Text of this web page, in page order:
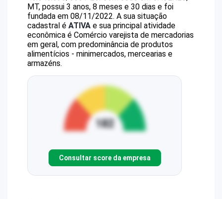
MT, possui 3 anos, 8 meses e 30 dias e foi
fundada em 08/11/2022. A sua situação
cadastral é ATIVA e sua principal atividade
econômica é Comércio varejista de mercadorias
em geral, com predominância de produtos
alimentícios - minimercados, mercearias e
armazéns.
Consultar score da empresa